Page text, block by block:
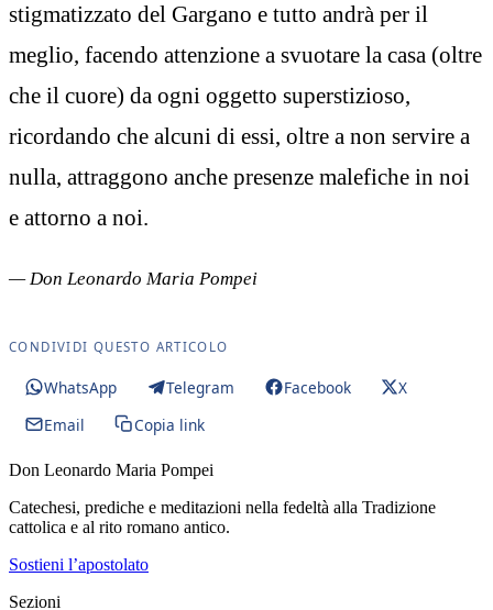
stigmatizzato del Gargano e tutto andrà per il
meglio, facendo attenzione a svuotare la casa (oltre
che il cuore) da ogni oggetto superstizioso,
ricordando che alcuni di essi, oltre a non servire a
nulla, attraggono anche presenze malefiche in noi
e attorno a noi.
— Don Leonardo Maria Pompei
CONDIVIDI QUESTO ARTICOLO
WhatsApp Telegram Facebook
X
Email
Copia link
Don Leonardo Maria Pompei
Catechesi, prediche e meditazioni nella fedeltà alla Tradizione
cattolica e al rito romano antico.
Sostieni l’apostolato
Sezioni